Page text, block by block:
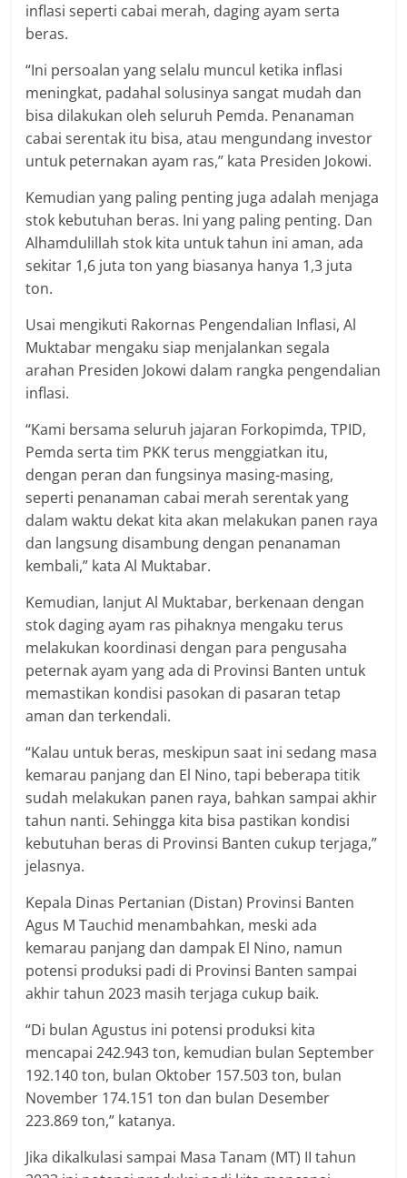
inflasi seperti cabai merah, daging ayam serta
beras.
“Ini persoalan yang selalu muncul ketika inflasi
meningkat, padahal solusinya sangat mudah dan
bisa dilakukan oleh seluruh Pemda. Penanaman
cabai serentak itu bisa, atau mengundang investor
untuk peternakan ayam ras,” kata Presiden Jokowi.
Kemudian yang paling penting juga adalah menjaga
stok kebutuhan beras. Ini yang paling penting. Dan
Alhamdulillah stok kita untuk tahun ini aman, ada
sekitar 1,6 juta ton yang biasanya hanya 1,3 juta
ton.
Usai mengikuti Rakornas Pengendalian Inflasi, Al
Muktabar mengaku siap menjalankan segala
arahan Presiden Jokowi dalam rangka pengendalian
inflasi.
“Kami bersama seluruh jajaran Forkopimda, TPID,
Pemda serta tim PKK terus menggiatkan itu,
dengan peran dan fungsinya masing-masing,
seperti penanaman cabai merah serentak yang
dalam waktu dekat kita akan melakukan panen raya
dan langsung disambung dengan penanaman
kembali,” kata Al Muktabar.
Kemudian, lanjut Al Muktabar, berkenaan dengan
stok daging ayam ras pihaknya mengaku terus
melakukan koordinasi dengan para pengusaha
peternak ayam yang ada di Provinsi Banten untuk
memastikan kondisi pasokan di pasaran tetap
aman dan terkendali.
“Kalau untuk beras, meskipun saat ini sedang masa
kemarau panjang dan El Nino, tapi beberapa titik
sudah melakukan panen raya, bahkan sampai akhir
tahun nanti. Sehingga kita bisa pastikan kondisi
kebutuhan beras di Provinsi Banten cukup terjaga,”
jelasnya.
Kepala Dinas Pertanian (Distan) Provinsi Banten
Agus M Tauchid menambahkan, meski ada
kemarau panjang dan dampak El Nino, namun
potensi produksi padi di Provinsi Banten sampai
akhir tahun 2023 masih terjaga cukup baik.
“Di bulan Agustus ini potensi produksi kita
mencapai 242.943 ton, kemudian bulan September
192.140 ton, bulan Oktober 157.503 ton, bulan
November 174.151 ton dan bulan Desember
223.869 ton,” katanya.
Jika dikalkulasi sampai Masa Tanam (MT) II tahun